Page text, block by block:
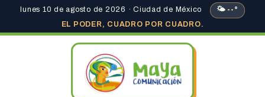
lunes 10 de agosto de 2026 · Ciudad de México
🌤 --°
EL PODER, CUADRO POR CUADRO.